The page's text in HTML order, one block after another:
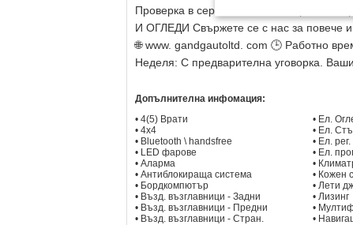
Проверка в сервиз по Ваш избор. ➡️
И ОГЛЕДИ Свържете се с нас за повече
🌐 www. gandgautoltd. com 🕒 Работно
Неделя: С предварителна уговорка.
Допълнителна инфомация:
• 4(5) Врати
• 4x4
• Bluetooth \ handsfree
• LED фарове
• Аларма
• Антиблокираща система
• Бордкомпютър
• Възд. възглавници - Задни
• Възд. възглавници - Предни
• Възд. възглавници - Стран.
• Ел.
• Ел.
• Ел.
• Ел.
•
• Кожен
• Лети
• Лизинг
•
•